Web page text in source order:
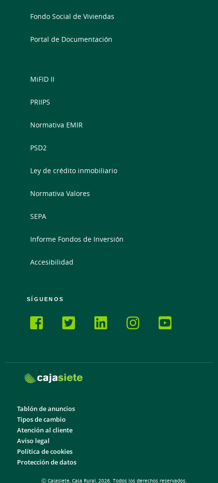
Fondo Social de Viviendas
Portal de Documentación
MiFID II
PRIIPS
Normativa EMIR
PSD2
Ley de crédito inmobiliario
Normativa Valores
SEPA
Informe Fondos de Inversión
Accesibilidad
SÍGUENOS
Tablón de anuncios
Tipos de cambio
Atención al cliente
Aviso legal
Política de cookies
Protección de datos
Ⓒ Cajasiete, Caja Rural, 2026. Todos los derechos reservados.